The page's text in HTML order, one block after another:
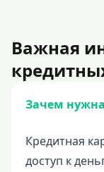
Важная
Зачем
Кредитная
доступ к